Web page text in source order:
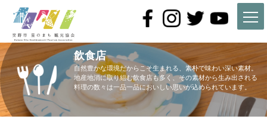
ツ
へ
ス
キ
ッ
プ
シ
ョ
ン
に
移
動
飲食店
自然豊かな環境だからこそ生まれる、素朴で味わい深い素材。
地産地消に取り組む飲食店も多く、その素材から生み出される
料理の数々は一品一品においしい思いが込められています。